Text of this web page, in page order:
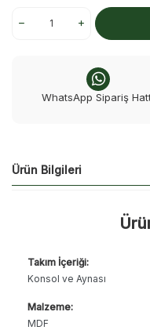
WhatsApp Sipariş
Ürün Bilgileri
Takım İçeriği:
Konsol ve Aynası
Malzeme:
MDF